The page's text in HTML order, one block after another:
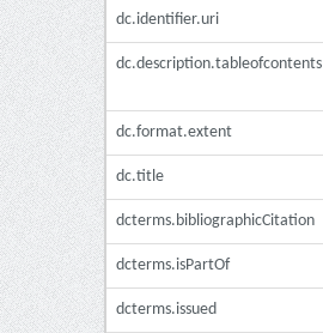
dc.identifier.uri
dc.description.tableofcontents
dc.format.extent
dc.title
dcterms.bibliographicCitation
dcterms.isPartOf
dcterms.issued